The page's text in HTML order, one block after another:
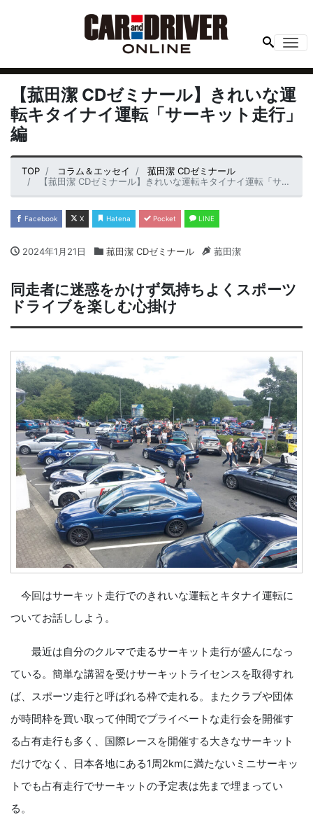
【菰田潔 CDゼミナール】きれいな運
転キタイナイ運転「サーキット走行」
編
TOP コラム＆エッセイ
菰田潔 CDゼミナール
【菰田潔 CDゼミナール】きれいな運転キタイナイ運転「サーキット走行」編
Facebook X Hatena Pocket LINE
2024年1月21日 菰田潔 CDゼミナール 菰田潔
同走者に迷惑をかけず気持ちよくスポーツ
ドライブを楽しむ心掛け
今回はサーキット走行でのきれいな運転とキタナイ運転に
ついてお話ししよう。
最近は自分のクルマで走るサーキット走行が盛んになっ
ている。簡単な講習を受けサーキットライセンスを取得すれ
ば、スポーツ走行と呼ばれる枠で走れる。またクラブや団体
が時間枠を買い取って仲間でプライベートな走行会を開催す
る占有走行も多く、国際レースを開催する大きなサーキット
だけでなく、日本各地にある1周2kmに満たないミニサーキッ
トでも占有走行でサーキットの予定表は先まで埋まってい
る。